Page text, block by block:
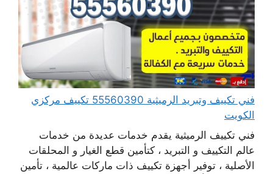
فني تكييف وتبريد الرميثية 55560390 تكييف مركزي
الكويت
فني تكييف الرميثية يقدم خدمات عديدة من خدمات
عالم التكييف و التبريد ، كتأمين قطع الغيار و المحلقات
الأصلية ، توفير أجهزة تكييف ذات ماركات عالمية ، تأمين